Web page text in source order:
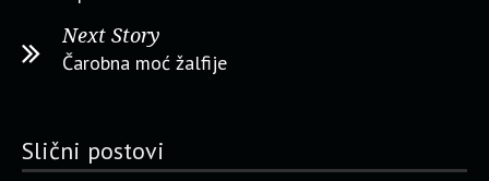
Next Story
Čarobna moć žalfije
Slični postovi